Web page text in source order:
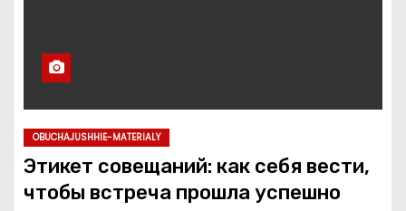
OBUCHAJUSHHIE-MATERIALY
Этикет совещаний: как себя вести,
чтобы встреча прошла успешно